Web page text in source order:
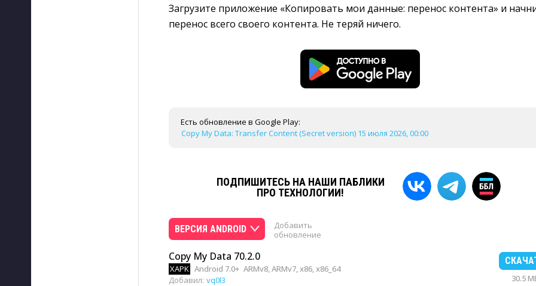
Загрузите приложение «Копировать мои данные: перенос контента» и
перенос всего своего контента. Не теряй ничего.
Есть обновление в Google Play:
Copy My Data: Transfer Content (Secret version) 15 июля 2026, 00:00
ПОДПИШИТЕСЬ НА НАШИ ПАБЛИКИ
ПРО ТЕХНОЛОГИИ!
ВЕРСИЯ ANDROID
Добавить
обновление
Copy My Data 70.2.0
XAPK Android 7.0+ ARMv8, ARMv7, x86, x86_64
Добавил: vq0l3
30.5